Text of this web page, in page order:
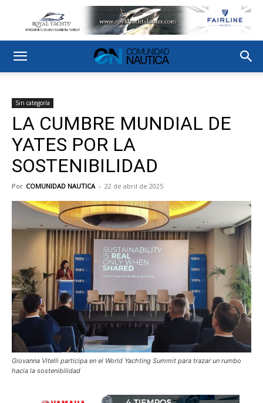
Sin categoría
LA CUMBRE MUNDIAL DE
YATES POR LA
SOSTENIBILIDAD
Por COMUNIDAD NAUTICA - 22 de abril de 2025
Giovanna Vitelli participa en el World Yachting Summit para trazar un rumbo
hacia la sostenibilidad